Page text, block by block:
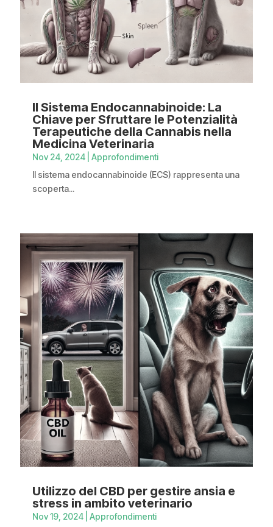
Il Sistema Endocannabinoide: La
Chiave per Sfruttare le Potenzialità
Terapeutiche della Cannabis nella
Medicina Veterinaria
Nov 24, 2024| Approfondimenti
Il sistema endocannabinoide (ECS) rappresenta una
scoperta...
Utilizzo del CBD per gestire ansia e
stress in ambito veterinario
Nov 19, 2024| Approfondimenti